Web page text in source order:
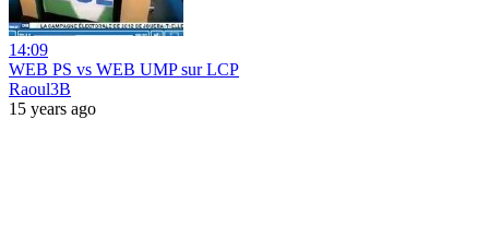
14:09
WEB PS vs WEB UMP sur LCP
Raoul3B
15 years ago